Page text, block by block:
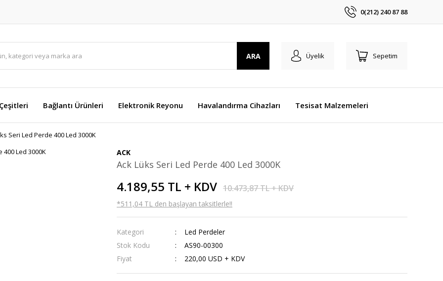
0(212) 240 87 88
ARA Üyelik Sepetim
Bağlantı Ürünleri Elektronik Reyonu Havalandırma Cihazları Tesisat Malzemeleri
Seri Led Perde 400 Led 3000K
ACK
Ack Lüks Seri Led Perde 400 Led 3000K
4.189,55 TL + KDV 10.473,87 TL + KDV
*511,04 TL den başlayan taksitlerle!!
Kategori
Led Perdeler
Stok Kodu
AS90-00300
Fiyat
220,00 USD + KDV